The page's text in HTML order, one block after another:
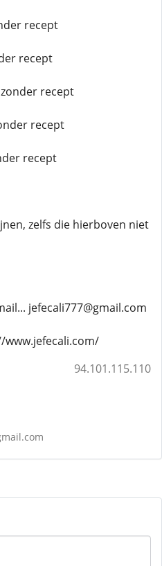
recept
recept
recept
recept
recept
zelfs die hierboven niet
jefecali777@gmail.com
www.jefecali.com/
94.101.115.110